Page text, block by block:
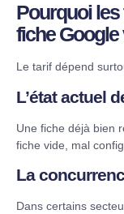
Pourquoi les
fiche Google
Le tarif dépend
L’état actuel
Une fiche déjà bien
fiche vide, mal
La
Dans certains